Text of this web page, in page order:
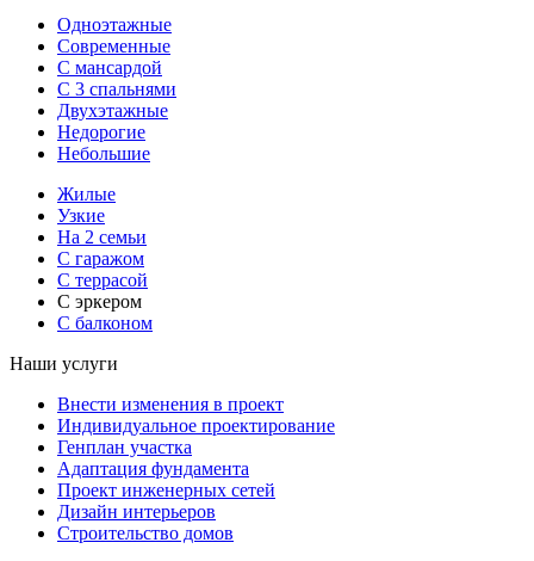
Одноэтажные
Современные
С мансардой
С 3 спальнями
Двухэтажные
Недорогие
Небольшие
Жилые
Узкие
На 2 семьи
С гаражом
С террасой
С эркером
С балконом
Наши услуги
Внести изменения в проект
Индивидуальное проектирование
Генплан участка
Адаптация фундамента
Проект инженерных сетей
Дизайн интерьеров
Строительство домов